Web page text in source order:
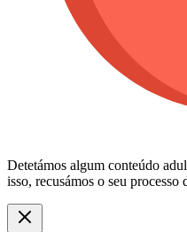
Detetámos algum conteúdo
isso, recusámos o seu processo